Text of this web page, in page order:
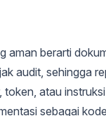
aman berarti
audit, sehingga
token, atau
sebagai